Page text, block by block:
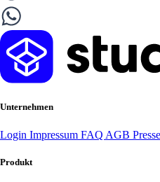
Unternehmen
Login Impressum FAQ AGB Presse
Produkt